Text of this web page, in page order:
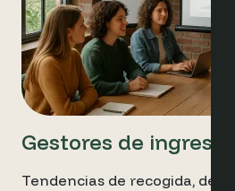
Gestores de ingresos
Tendencias de recogida,